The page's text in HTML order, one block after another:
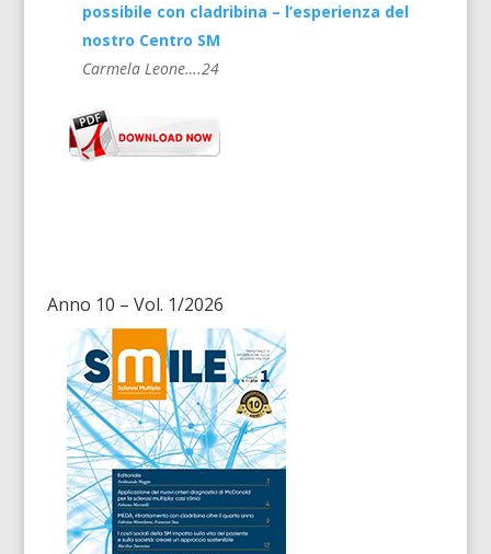
possibile con cladribina – l’esperienza del
nostro Centro SM
Carmela Leone….24
Anno 10 – Vol. 1/2026